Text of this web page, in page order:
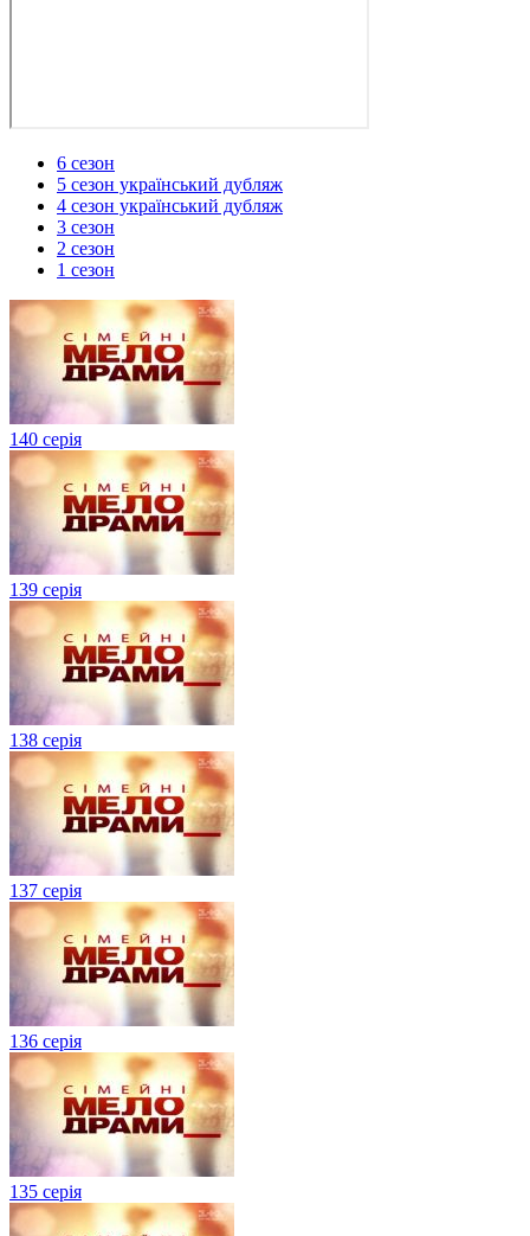
6 сезон
5 сезон український дубляж
4 сезон український дубляж
3 сезон
2 сезон
1 сезон
140 серія
139 серія
138 серія
137 серія
136 серія
135 серія